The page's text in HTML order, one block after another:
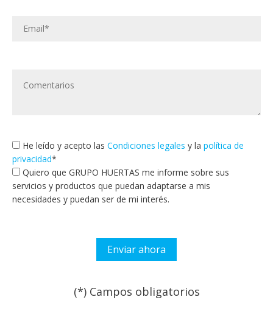
He leído y acepto las Condiciones legales y la política de
privacidad*
Quiero que GRUPO HUERTAS me informe sobre sus
servicios y productos que puedan adaptarse a mis
necesidades y puedan ser de mi interés.
(*) Campos obligatorios